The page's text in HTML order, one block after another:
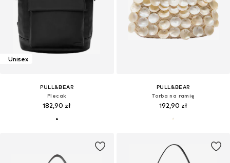
Unisex
PULL&BEAR
Plecak
182,90 zł
PULL&BEAR
Torba na ramię
192,90 zł